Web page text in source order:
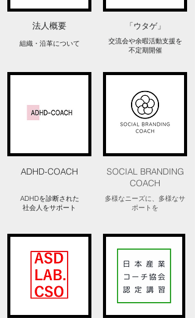
​法人概要
​組織・沿革について
​「ウタゲ」
交流会や余暇活動支援を
不定期開催
​ADHD-COACH
SOCIAL BRANDING
COACH
ADHDを診断された
​社会人をサポート
​多様なニーズに、多様なサ
ポートを